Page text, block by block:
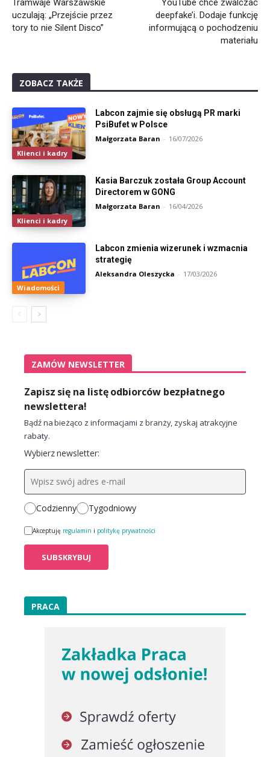
Tramwaje Warszawskie
uczulają: „Przejście przez
tory to nie Silent Disco”
YouTube chce zwalczać
deepfake’i. Dodaje funkcję
informującą o pochodzeniu
materiału
ZOBACZ TAKŻE
Klienci i kadry
Labcon zajmie się obsługą PR marki
PsiBufet w Polsce
Małgorzata Baran - 16/07/2026
Klienci i kadry
Kasia Barczuk została Group Account
Directorem w GONG
Małgorzata Baran - 16/04/2026
Wiadomości
Labcon zmienia wizerunek i wzmacnia
strategię
Aleksandra Oleszycka - 17/03/2026
ZAMÓW NEWSLETTER
Zapisz się na listę odbiorców bezpłatnego
newslettera!
Bądź na bieżąco z informacjami z branży, zyskaj atrakcyjne
rabaty.
Wybierz newsletter:
Codzienny Tygodniowy
Akceptuję regulamin i politykę prywatności
PRACA